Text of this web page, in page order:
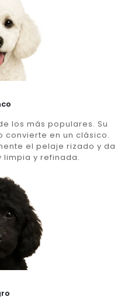
los más populares. Su
convierte en un clásico.
el pelaje rizado y da
limpia y refinada.